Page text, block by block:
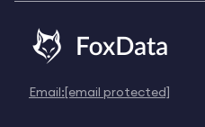
Email:[email protected]